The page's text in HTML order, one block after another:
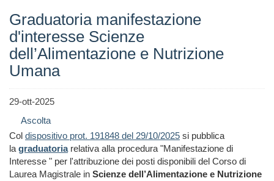
Graduatoria manifestazione
d'interesse Scienze
dell’Alimentazione e Nutrizione
Umana
29-ott-2025
Ascolta
Col dispositivo prot. 191848 del 29/10/2025 si pubblica
lagraduatoriarelativa alla procedura "Manifestazione di
Interesse " per l'attribuzione dei posti disponibili del Corso di
Laurea Magistrale in Scienze dell’Alimentazione e Nutrizione